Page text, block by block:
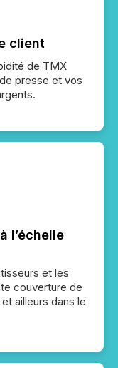
client
de TMX
presse et vos
l’échelle
et les
couverture de
ailleurs dans le